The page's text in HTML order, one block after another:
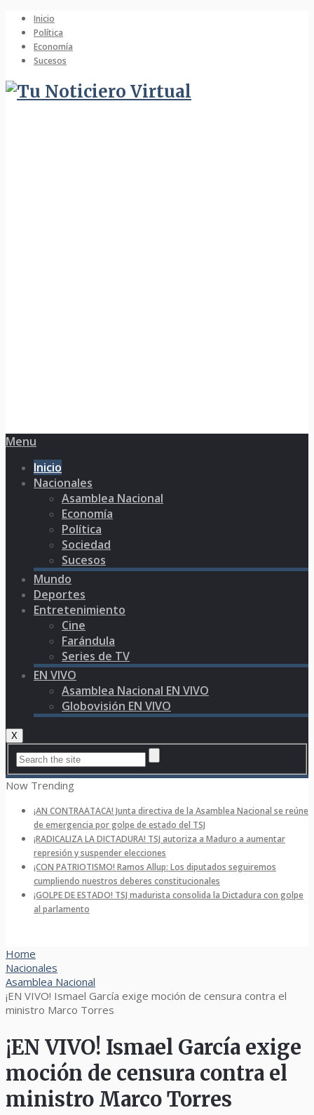
Inicio
Política
Economía
Sucesos
Menu
Inicio
Nacionales
Asamblea Nacional
Economía
Política
Sociedad
Sucesos
Mundo
Deportes
Entretenimiento
Cine
Farándula
Series de TV
EN VIVO
Asamblea Nacional EN VIVO
Globovisión EN VIVO
X
Now Trending
¡AN CONTRAATACA! Junta directiva de la Asamblea Nacional se reúne
de emergencia por golpe de estado del TSJ
¡RADICALIZA LA DICTADURA! TSJ autoriza a Maduro a aumentar
represión y suspender elecciones
¡CON PATRIOTISMO! Ramos Allup: Los diputados seguiremos
cumpliendo nuestros deberes constitucionales
¡GOLPE DE ESTADO! TSJ madurista consolida la Dictadura con golpe
al parlamento
Home
Nacionales
Asamblea Nacional
¡EN VIVO! Ismael García exige moción de censura contra el
ministro Marco Torres
¡EN VIVO! Ismael García exige
moción de censura contra el
ministro Marco Torres